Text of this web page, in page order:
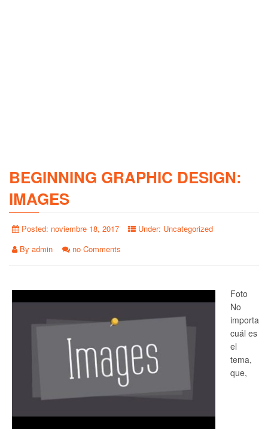
BEGINNING GRAPHIC DESIGN:
IMAGES
Posted: noviembre 18, 2017 Under: Uncategorized
By admin no Comments
Foto
No
importa
cuál es
el
tema,
que,